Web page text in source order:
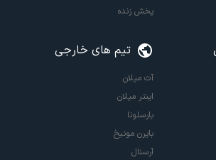
پخش زنده
تیم های خارجی
آث میلان
اینتر میلان
بارسلونا
بایرن مونیخ
آرسنال